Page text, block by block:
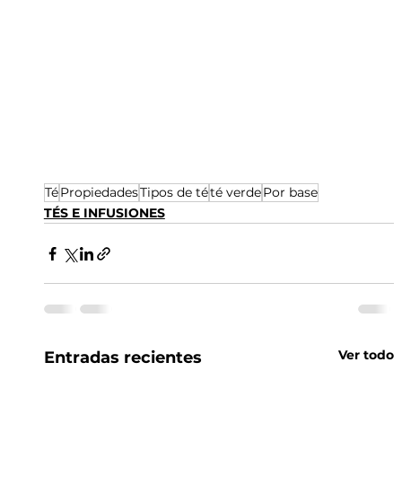
TéPropiedadesTipos de tété verdePor base
TÉS E INFUSIONES
Entradas recientes Ver todo